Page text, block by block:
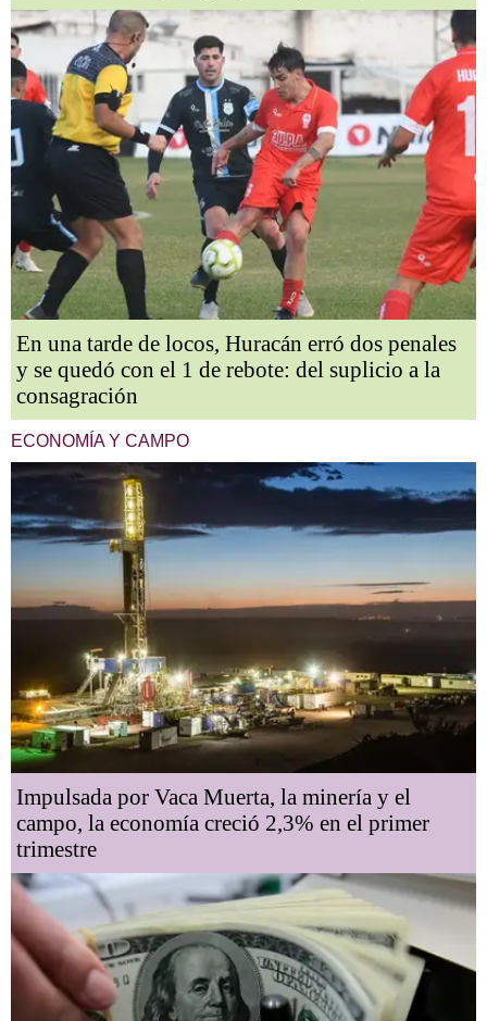
En una tarde de locos, Huracán erró dos penales
y se quedó con el 1 de rebote: del suplicio a la
consagración
ECONOMÍA Y CAMPO
Impulsada por Vaca Muerta, la minería y el
campo, la economía creció 2,3% en el primer
trimestre